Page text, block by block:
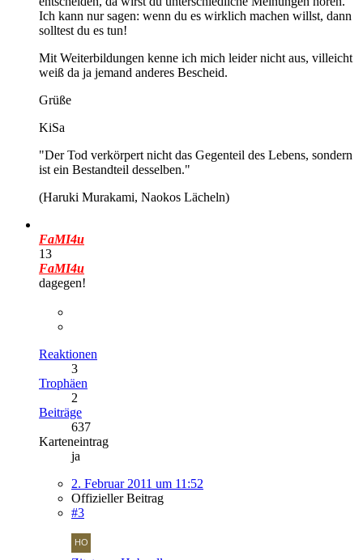
Ich kann nur sagen: wenn du es wirklich machen willst, dann
solltest du es tun!
Mit Weiterbildungen kenne ich mich leider nicht aus, villeicht
weiß da ja jemand anderes Bescheid.
Grüße
KiSa
"Der Tod verkörpert nicht das Gegenteil des Lebens, sondern
ist ein Bestandteil desselben."
(Haruki Murakami, Naokos Lächeln)
FaMI4u
13
FaMI4u
dagegen!
Reaktionen
3
Trophäen
2
Beiträge
637
Karteneintrag
ja
2. Februar 2011 um 11:52
Offizieller Beitrag
#3